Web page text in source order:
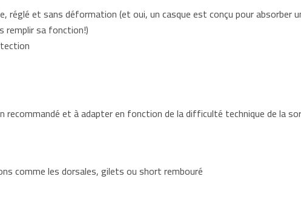
réglé et sans déformation (et oui, un casque est conçu pour absorber
remplir sa fonction!)
recommandé et à adapter en fonction de la difficulté technique de la
comme les dorsales, gilets ou short rembouré